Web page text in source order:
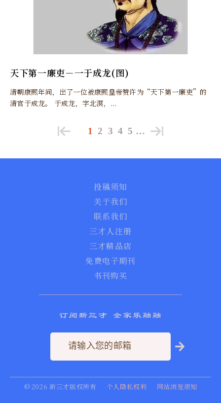
天下第一廉吏－一于成龙(图)
清朝康熙年间，出了一位被康熙皇帝赞许为“天下第一廉吏”的
清官于成龙。 于成龙，字北溟，...
1 2 3 4 5 …
投稿须知
关于我们
联系我们
三才人注册
三才精品店
免费电子期刊
书刊购买
订阅新三才 全家乐融融
© 2026 新三才版权所有 个人隐私权利 网站浏览须知